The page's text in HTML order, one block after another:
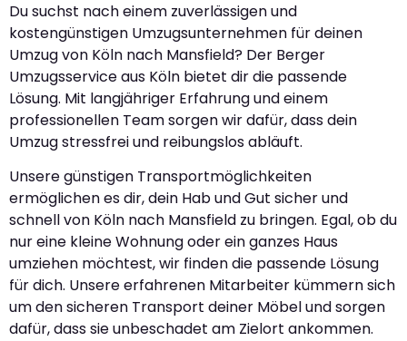
Du suchst nach einem zuverlässigen und
kostengünstigen Umzugsunternehmen für deinen
Umzug von Köln nach Mansfield? Der Berger
Umzugsservice aus Köln bietet dir die passende
Lösung. Mit langjähriger Erfahrung und einem
professionellen Team sorgen wir dafür, dass dein
Umzug stressfrei und reibungslos abläuft.
Unsere günstigen Transportmöglichkeiten
ermöglichen es dir, dein Hab und Gut sicher und
schnell von Köln nach Mansfield zu bringen. Egal, ob du
nur eine kleine Wohnung oder ein ganzes Haus
umziehen möchtest, wir finden die passende Lösung
für dich. Unsere erfahrenen Mitarbeiter kümmern sich
um den sicheren Transport deiner Möbel und sorgen
dafür, dass sie unbeschadet am Zielort ankommen.